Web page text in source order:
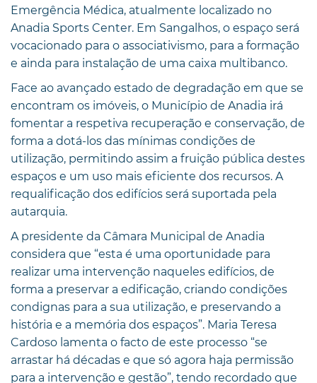
Emergência Médica, atualmente localizado no
Anadia Sports Center. Em Sangalhos, o espaço será
vocacionado para o associativismo, para a formação
e ainda para instalação de uma caixa multibanco.
Face ao avançado estado de degradação em que se
encontram os imóveis, o Município de Anadia irá
fomentar a respetiva recuperação e conservação, de
forma a dotá-los das mínimas condições de
utilização, permitindo assim a fruição pública destes
espaços e um uso mais eficiente dos recursos. A
requalificação dos edifícios será suportada pela
autarquia.
A presidente da Câmara Municipal de Anadia
considera que “esta é uma oportunidade para
realizar uma intervenção naqueles edifícios, de
forma a preservar a edificação, criando condições
condignas para a sua utilização, e preservando a
história e a memória dos espaços”. Maria Teresa
Cardoso lamenta o facto de este processo “se
arrastar há décadas e que só agora haja permissão
para a intervenção e gestão”, tendo recordado que